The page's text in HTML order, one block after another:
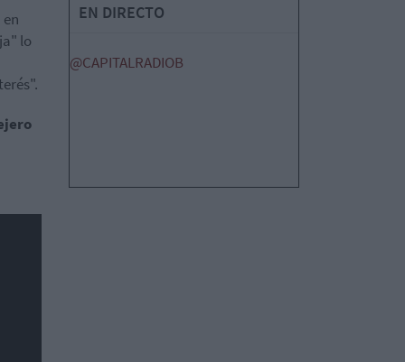
lo
EN DIRECTO
@CAPITALRADIOB